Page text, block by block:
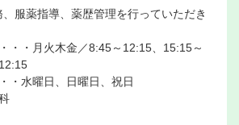
服薬指導、薬歴管理を行っていただき
・・月火木金／8:45～12:15、15:15～
・水曜日、日曜日、祝日